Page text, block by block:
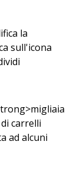
la
sull'icona
carrelli
ad alcuni